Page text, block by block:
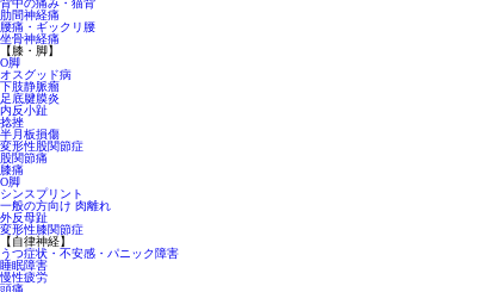
背中の痛み・猫背
肋間神経痛
腰痛・ギックリ腰
坐骨神経痛
【膝・脚】
O脚
オスグッド病
下肢静脈瘤
足底腱膜炎
内反小趾
捻挫
半月板損傷
変形性股関節症
股関節痛
膝痛
O脚
シンスプリント
一般の方向け 肉離れ
外反母趾
変形性膝関節症
【自律神経】
うつ症状・不安感・パニック障害
睡眠障害
慢性疲労
頭痛